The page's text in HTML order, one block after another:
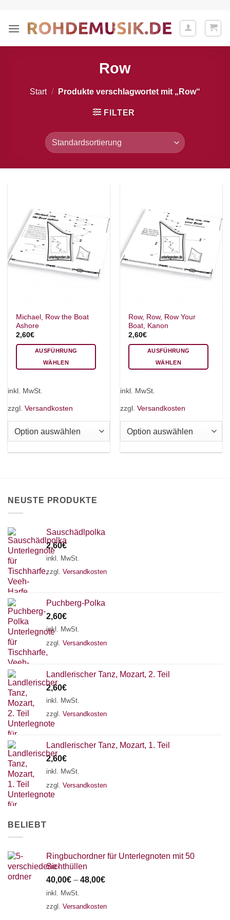
springen
Row
Start / Produkte verschlagwortet mit „Row“
FILTER
Michael, Row the Boat
Ashore
2,60€
AUSFÜHRUNG
WÄHLEN
mehrere
auf.
gewählt
werden
inkl. MwSt.
zzgl. Versandkosten
Row, Row, Row Your
Boat, Kanon
2,60€
AUSFÜHRUNG
WÄHLEN
mehrere
auf.
inkl. MwSt.
zzgl. Versandkosten
NEUSTE PRODUKTE
Sauschädlpolka
2,60€
inkl. MwSt.
zzgl. Versandkosten
Puchberg-Polka
2,60€
inkl. MwSt.
zzgl. Versandkosten
Landlerischer Tanz, Mozart, 2. Teil
2,60€
inkl. MwSt.
zzgl. Versandkosten
Landlerischer Tanz, Mozart, 1. Teil
2,60€
inkl. MwSt.
zzgl. Versandkosten
BELIEBT
Ringbuchordner für Unterlegnoten mit 50
Sichthüllen
40,00€ – 48,00€
inkl. MwSt.
zzgl. Versandkosten
Chat Support
18 SAITEN
AKKORDZITHER